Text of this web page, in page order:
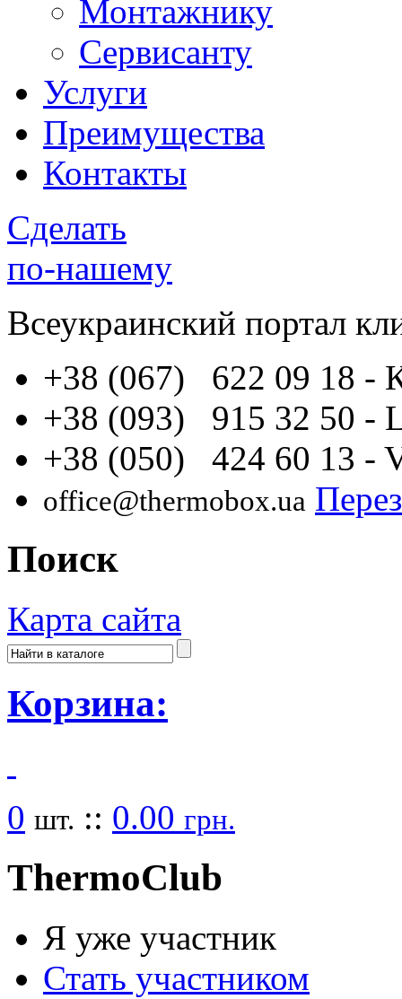
Монтажнику
Сервисанту
Услуги
Преимущества
Контакты
Сделать
по-нашему
Всеукраинский портал
+38 (067) 622 09 18 -
+38 (093) 915 32 50 -
+38 (050) 424 60 13 -
office@thermobox.ua
Поиск
Карта сайта
Корзина:
0 шт. :: 0.00 грн.
ThermoClub
Я уже участник
Стать участником